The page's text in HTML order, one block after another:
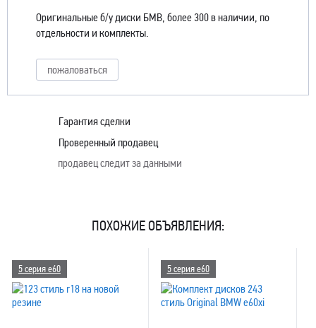
Оригинальные б/у диски БМВ, более 300 в наличии, по
отдельности и комплекты.
пожаловаться
Гарантия сделки
Проверенный продавец
продавец следит за данными
ПОХОЖИЕ ОБЪЯВЛЕНИЯ:
5 серия e60 5 серия e60